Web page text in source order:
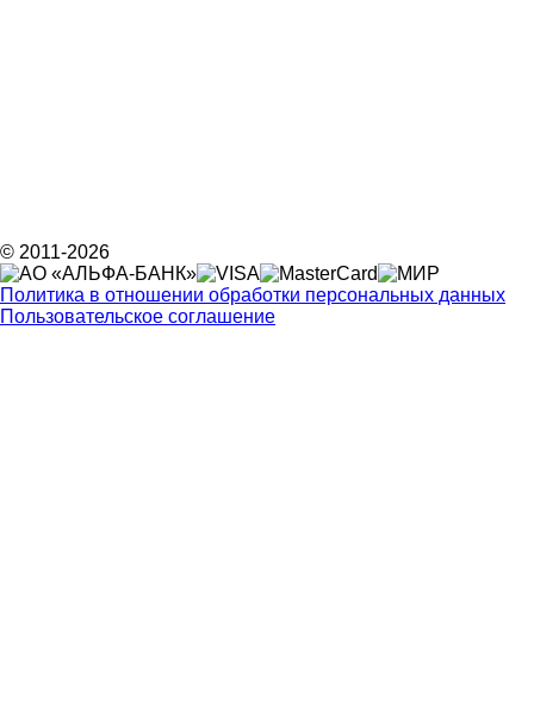
© 2011-2026
Политика в отношении обработки персональных данных
Пользовательское соглашение